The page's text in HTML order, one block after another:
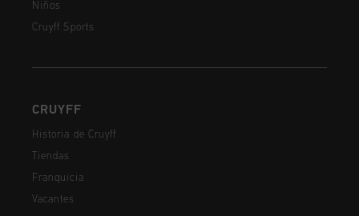
Niños
Cruyff Sports
CRUYFF
Historia de Cruyff
Tiendas
Franquicia
Vacantes